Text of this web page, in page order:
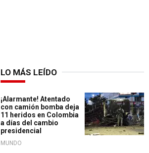
LO MÁS LEÍDO
¡Alarmante! Atentado
con camión bomba deja
11 heridos en Colombia
a días del cambio
presidencial
MUNDO